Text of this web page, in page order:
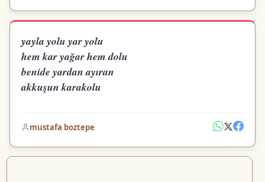
yayla yolu yar yolu
hem kar yağar hem dolu
benide yardan ayıran
akkuşun karakolu
mustafa boztepe